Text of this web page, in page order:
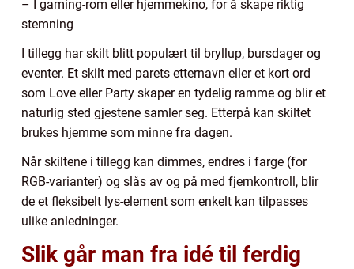
– I gaming-rom eller hjemmekino, for å skape riktig
stemning
I tillegg har skilt blitt populært til bryllup, bursdager og
eventer. Et skilt med parets etternavn eller et kort ord
som Love eller Party skaper en tydelig ramme og blir et
naturlig sted gjestene samler seg. Etterpå kan skiltet
brukes hjemme som minne fra dagen.
Når skiltene i tillegg kan dimmes, endres i farge (for
RGB-varianter) og slås av og på med fjernkontroll, blir
de et fleksibelt lys-element som enkelt kan tilpasses
ulike anledninger.
Slik går man fra idé til ferdig